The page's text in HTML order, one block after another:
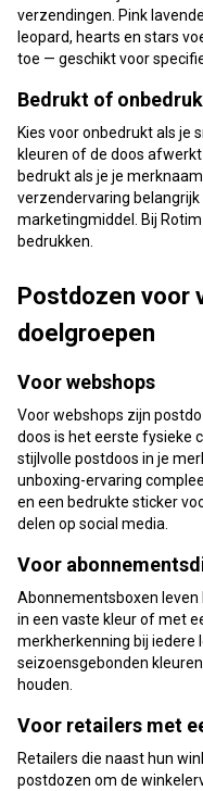
verzendingen. Pink
leopard, hearts en stars
toe — geschikt voor
Bedrukt of
Kies voor onbedrukt als je
kleuren of de doos
bedrukt als je je
verzendervaring
marketingmiddel. Bij
bedrukken.
Postdozen voor
doelgroepen
Voor webshops
Voor webshops zijn
doos is het eerste fysieke
stijlvolle postdoos in je
unboxing-ervaring
en een bedrukte sticker
delen op social media.
Voor
Abonnementsboxen leven
in een vaste kleur of met
merkherkenning bij iedere
seizoensgebonden
houden.
Voor retailers met
Retailers die naast hun
postdozen om de